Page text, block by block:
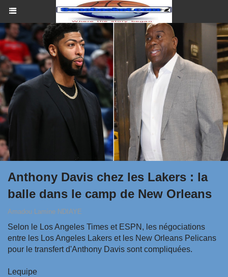
Anthony Davis chez les Lakers : la
balle dans le camp de New Orleans
Amadou Lamine NDIAYE
Selon le Los Angeles Times et ESPN, les négociations
entre les Los Angeles Lakers et les New Orleans Pelicans
pour le transfert d'Anthony Davis sont compliquées.
Lequipe